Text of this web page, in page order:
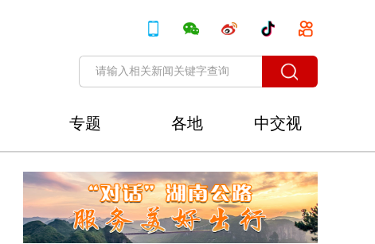
专题 各地
中交视
讯